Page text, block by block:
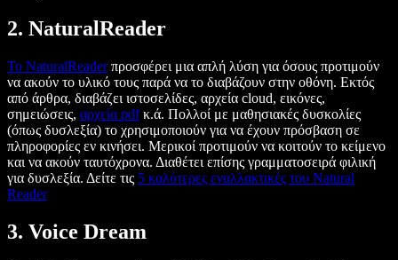
2. NaturalReader
Το NaturalReaderπροσφέρει μια απλή λύση για όσους προτιμούν
να ακούν το υλικό τους παρά να το διαβάζουν στην οθόνη. Εκτός
από άρθρα, διαβάζει ιστοσελίδες, αρχεία cloud, εικόνες,
σημειώσεις, αρχεία pdfκ.ά. Πολλοί με μαθησιακές δυσκολίες
(όπως δυσλεξία) το χρησιμοποιούν για να έχουν πρόσβαση σε
πληροφορίες εν κινήσει. Μερικοί προτιμούν να κοιτούν το κείμενο
και να ακούν ταυτόχρονα. Διαθέτει επίσης γραμματοσειρά φιλική
για δυσλεξία. Δείτε τις 5 καλύτερες εναλλακτικές του Natural
Reader
3. Voice Dream